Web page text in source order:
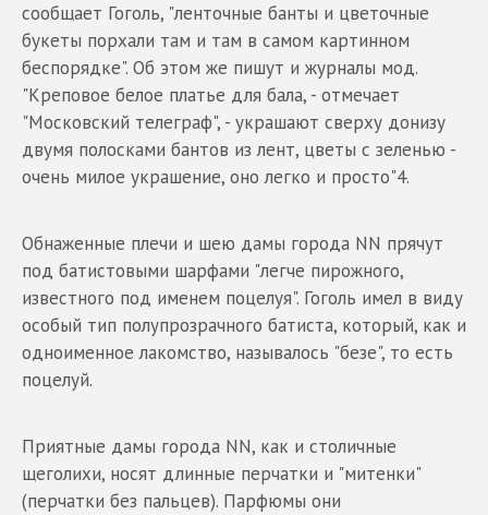
сообщает Гоголь, "ленточные банты и цветочные
букеты порхали там и там в самом картинном
беспорядке". Об этом же пишут и журналы мод.
"Креповое белое платье для бала, - отмечает
"Московский телеграф", - украшают сверху донизу
двумя полосками бантов из лент, цветы с зеленью -
очень милое украшение, оно легко и просто"4.
Обнаженные плечи и шею дамы города NN прячут
под батистовыми шарфами "легче пирожного,
известного под именем поцелуя". Гоголь имел в виду
особый тип полупрозрачного батиста, который, как и
одноименное лакомство, называлось "безе", то есть
поцелуй.
Приятные дамы города NN, как и столичные
щеголихи, носят длинные перчатки и "митенки"
(перчатки без пальцев). Парфюмы они